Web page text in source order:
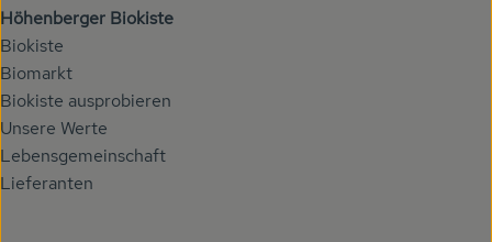
Höhenberger Biokiste
Biokiste
Biomarkt
Biokiste ausprobieren
Unsere Werte
Lebensgemeinschaft
Lieferanten